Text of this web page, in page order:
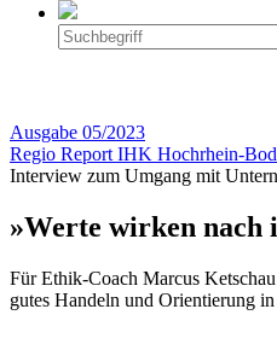
Ausgabe 05/2023
Regio Report IHK Hochrhein-
Interview zum Umgang mit
»Werte wirken nach
Für Ethik-Coach Marcus
gutes Handeln und Orientierung